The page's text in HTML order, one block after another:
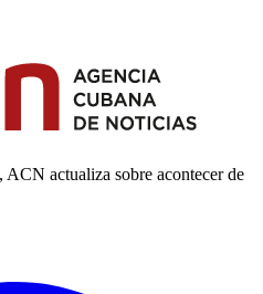
actualiza sobre acontecer de